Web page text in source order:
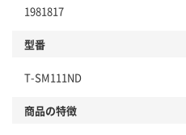
1981817
型番
T-SM111ND
商品の特徴